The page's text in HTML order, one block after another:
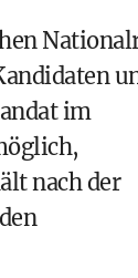
im
nach der